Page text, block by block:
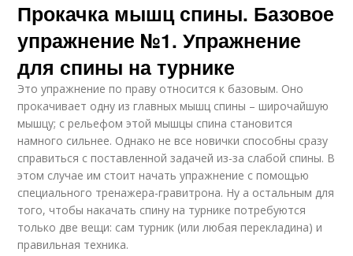
Прокачка мышц спины. Базовое
упражнение №1. Упражнение
для спины на турнике
Это упражнение по праву относится к базовым. Оно
прокачивает одну из главных мышц спины – широчайшую
мышцу; с рельефом этой мышцы спина становится
намного сильнее. Однако не все новички способны сразу
справиться с поставленной задачей из-за слабой спины. В
этом случае им стоит начать упражнение с помощью
специального тренажера-гравитрона. Ну а остальным для
того, чтобы накачать спину на турнике потребуются
только две вещи: сам турник (или любая перекладина) и
правильная техника.